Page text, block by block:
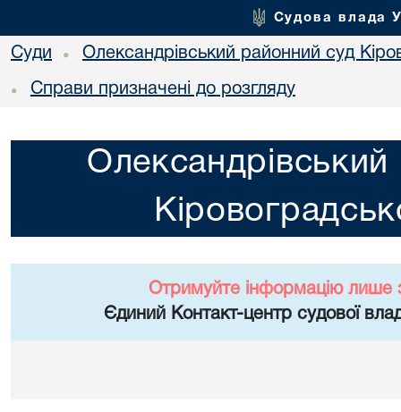
Судова влада
Суди • Олександрівський районний суд
• Справи призначені до розгляду
Отримуйте інформацію лише
Єдиний Контакт-центр судової